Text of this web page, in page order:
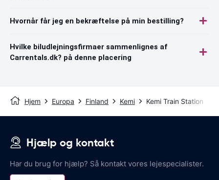
Hvornår får jeg en bekræftelse på min bestilling?
Hvilke biludlejningsfirmaer sammenlignes af
Carrentals.dk? på denne placering
Hjem Europa Finland Kemi Kemi Train Station
Hjælp og kontakt
Har du brug for hjælp? Så kontakt vores lejespecialister.